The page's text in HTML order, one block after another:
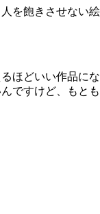
を飽きさせない絵
ほどいい作品にな
ですけど、もとも